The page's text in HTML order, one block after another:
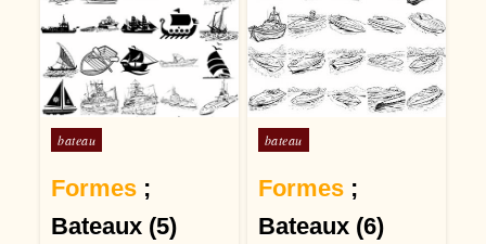
Posté dans
bateau
Formes ;
Bateaux (5)
Posté dans
bateau
Formes;
Bateaux (6)